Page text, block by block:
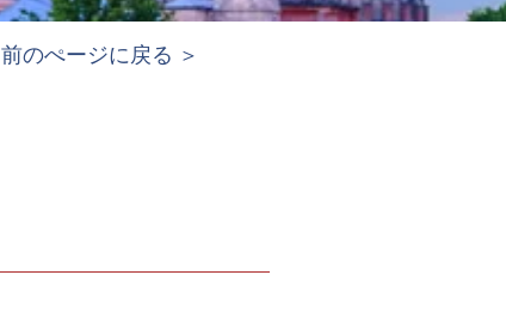
前のぺージに戻る ＞